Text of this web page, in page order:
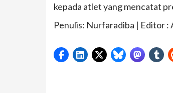
kepada atlet yang mencatat
Penulis: Nurfaradiba | Editor